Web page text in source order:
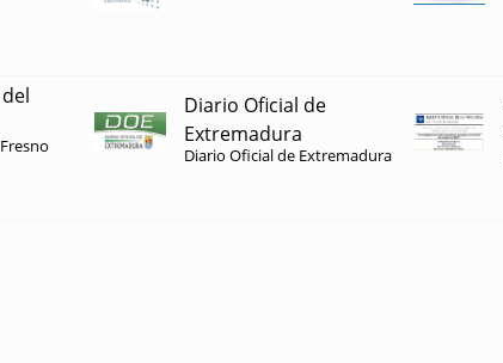
Diario Oficial de
Extremadura
Diario Oficial de Extremadura